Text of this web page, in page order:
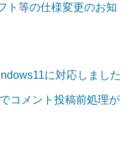
ト等の仕様変更のお知
に対応しました
コメント投稿前処理が